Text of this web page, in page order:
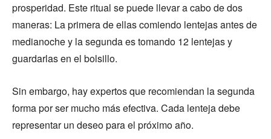
prosperidad. Este ritual se puede llevar a cabo de dos
maneras: La primera de ellas comiendo lentejas antes de
medianoche y la segunda es tomando 12 lentejas y
guardarlas en el bolsillo.
Sin embargo, hay expertos que recomiendan la segunda
forma por ser mucho más efectiva. Cada lenteja debe
representar un deseo para el próximo año.